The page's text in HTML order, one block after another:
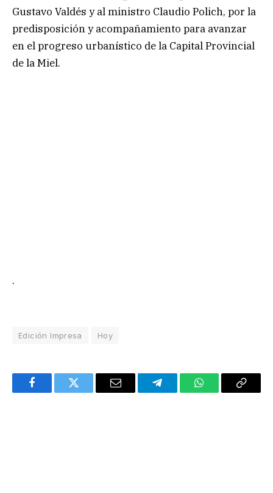
Gustavo Valdés y al ministro Claudio Polich, por la
predisposición y acompañamiento para avanzar
en el progreso urbanístico de la Capital Provincial
de la Miel.
.
Edición Impresa Hoy
FacebookTwitter Email TelegramWhatsAppCopy